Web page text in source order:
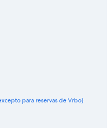
para reservas de Vrbo)